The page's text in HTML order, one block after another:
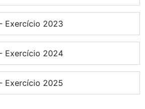
Exercício 2023
Exercício 2024
Exercício 2025